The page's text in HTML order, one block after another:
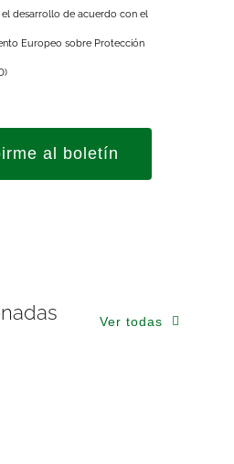
el desarrollo de acuerdo con el
Europeo sobre Protección
al boletín
Ver todas